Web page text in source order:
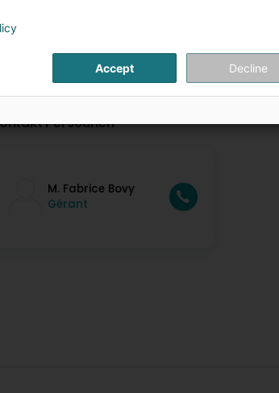
Persounen
M. Fabrice Bovy
Gérant
Accept Decline